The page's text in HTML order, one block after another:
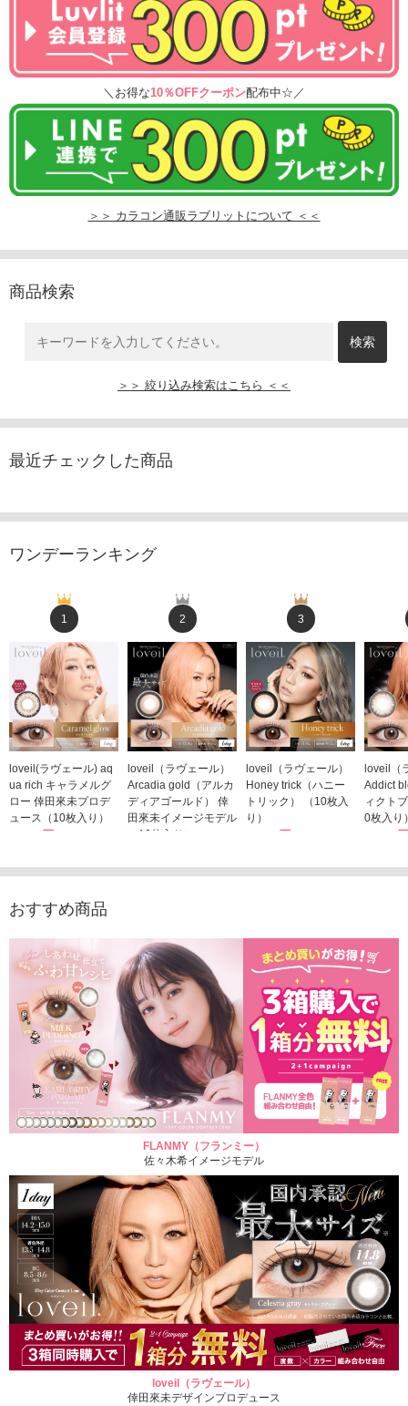
＼お得な10％OFFクーポン配布中☆／
＞＞ カラコン通販ラブリットについて ＜＜
商品検索
＞＞ 絞り込み検索はこちら ＜＜
最近チェックした商品
ワンデーランキング
1
loveil(ラヴェール) aq
ua rich キャラメルグ
ロー 倖田來未プロデ
ュース（10枚入り）
1,760円
2
loveil（ラヴェール）
Arcadia gold（アルカ
ディアゴールド） 倖
田來未イメージモデル
（10枚入り）
3
loveil（ラヴェール）
Honey trick（ハニー
トリック） （10枚入
り）
1,760円
loveil（
Addict
ィクト
0枚入り
1,760
おすすめ商品
FLANMY（フランミー）
佐々木希イメージモデル
loveil（ラヴェール）
倖田來未デザインプロデュース